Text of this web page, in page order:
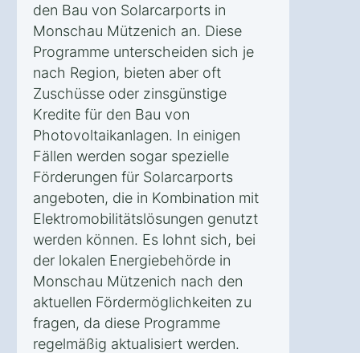
den Bau von Solarcarports in
Monschau Mützenich an. Diese
Programme unterscheiden sich je
nach Region, bieten aber oft
Zuschüsse oder zinsgünstige
Kredite für den Bau von
Photovoltaikanlagen. In einigen
Fällen werden sogar spezielle
Förderungen für Solarcarports
angeboten, die in Kombination mit
Elektromobilitätslösungen genutzt
werden können. Es lohnt sich, bei
der lokalen Energiebehörde in
Monschau Mützenich nach den
aktuellen Fördermöglichkeiten zu
fragen, da diese Programme
regelmäßig aktualisiert werden.